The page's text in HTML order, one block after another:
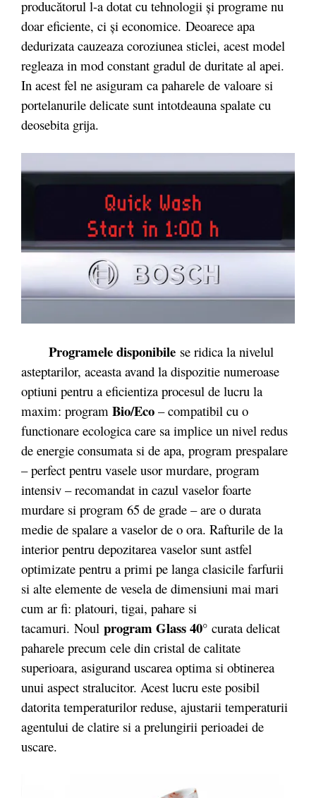
producătorul l-a dotat cu tehnologii și programe nu
doar eficiente, ci și economice. Deoarece apa
dedurizata cauzeaza coroziunea sticlei, acest model
regleaza in mod constant gradul de duritate al apei.
In acest fel ne asiguram ca paharele de valoare si
portelanurile delicate sunt intotdeauna spalate cu
deosebita grija.
Programele disponibile se ridica la nivelul
asteptarilor, aceasta avand la dispozitie numeroase
optiuni pentru a eficientiza procesul de lucru la
maxim: program Bio/Eco – compatibil cu o
functionare ecologica care sa implice un nivel redus
de energie consumata si de apa, program prespalare
– perfect pentru vasele usor murdare, program
intensiv – recomandat in cazul vaselor foarte
murdare si program 65 de grade – are o durata
medie de spalare a vaselor de o ora. Rafturile de la
interior pentru depozitarea vaselor sunt astfel
optimizate pentru a primi pe langa clasicile farfurii
si alte elemente de vesela de dimensiuni mai mari
cum ar fi: platouri, tigai, pahare si
tacamuri. Noul program Glass 40° curata delicat
paharele precum cele din cristal de calitate
superioara, asigurand uscarea optima si obtinerea
unui aspect stralucitor. Acest lucru este posibil
datorita temperaturilor reduse, ajustarii temperaturii
agentului de clatire si a prelungirii perioadei de
uscare.